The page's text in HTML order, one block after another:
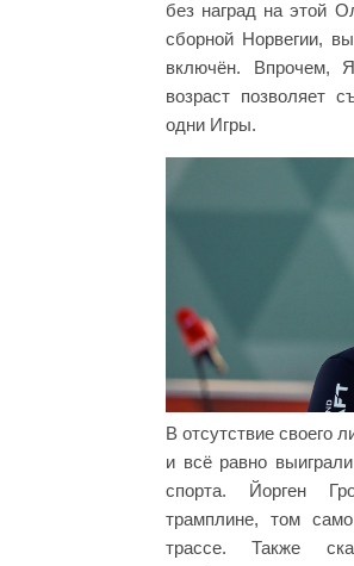
без наград на этой
сборной Норвегии,
включён. Впрочем,
возраст позволяет
одни Игры.
В отсутствие своего
и всё равно
спорта. Йорген
трамплине, том
трассе. Также